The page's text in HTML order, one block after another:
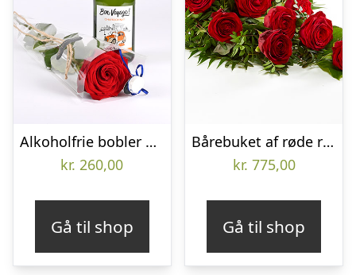
Alkoholfrie bobler med rose og blå studenterhue – Send blomster med Bloomit
kr. 260,00
Gå til shop
Bårebuket af røde roser – Blomster til begravelse
kr. 775,00
Gå til shop